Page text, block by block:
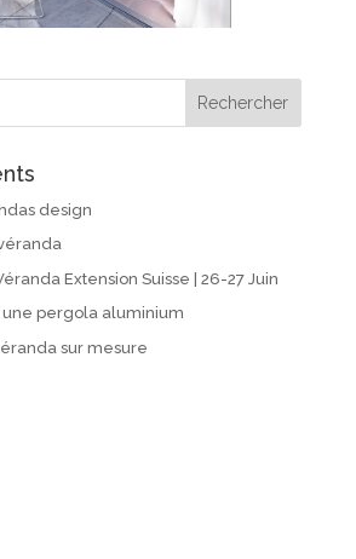
design
Extension Suisse | 26-27 Juin
pergola aluminium
sur mesure